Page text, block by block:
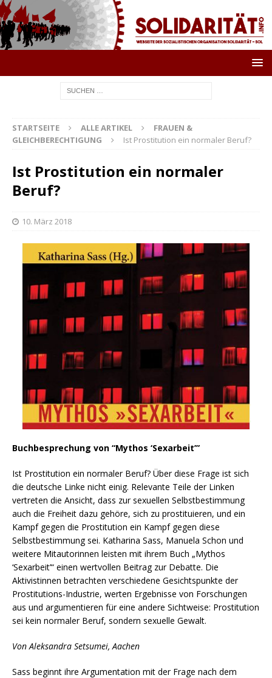
STARTSEITE ALLE ARTIKEL
FRAUEN &
GLEICHBERECHTIGUNG
Ist Prostitution ein normaler Beruf?
Ist Prostitution ein normaler
Beruf?
10. März 2018
Buchbesprechung von “Mythos ‘Sexarbeit’”
Ist Prostitution ein normaler Beruf? Über diese Frage ist sich
die deutsche Linke nicht einig. Relevante Teile der Linken
vertreten die Ansicht, dass zur sexuellen Selbstbestimmung
auch die Freiheit dazu gehöre, sich zu prostituieren, und ein
Kampf gegen die Prostitution ein Kampf gegen diese
Selbstbestimmung sei. Katharina Sass, Manuela Schon und
weitere Mitautorinnen leisten mit ihrem Buch „Mythos
‘Sexarbeit’“ einen wertvollen Beitrag zur Debatte. Die
Aktivistinnen betrachten verschiedene Gesichtspunkte der
Prostitutions-Industrie, werten Ergebnisse von Forschungen
aus und argumentieren für eine andere Sichtweise: Prostitution
sei kein normaler Beruf, sondern sexuelle Gewalt.
Von Aleksandra Setsumei, Aachen
Sass beginnt ihre Argumentation mit der Frage nach dem